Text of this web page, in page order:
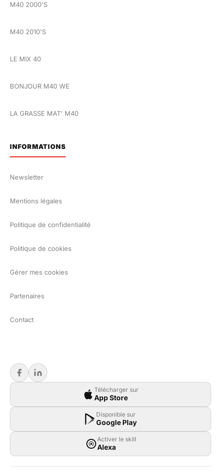
M40 2000'S
M40 2010'S
LE MIX 40
BONJOUR M40 WE
LA GRASSE MAT' M40
INFORMATIONS
Newsletter
Mentions légales
Politique de confidentialité
Politique de cookies
Gérer mes cookies
Partenaires
Contact
Télécharger sur
App Store
Disponible sur
Google Play
Activer le skill
Alexa